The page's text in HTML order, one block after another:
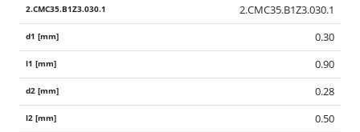
2.CMC35.B1Z3.030.1
0.30
0.90
0.28
0.50